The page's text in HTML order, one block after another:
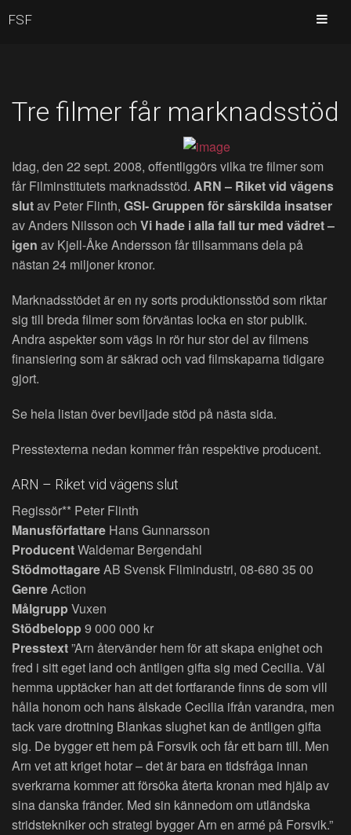
Tre filmer får marknadsstöd
Idag, den 22 sept. 2008, offentliggörs vilka tre filmer som
får Filminstitutets marknadsstöd. ARN – Riket vid vägens
slutav Peter Flinth, GSI- Gruppen för särskilda insatser
av Anders Nilsson och Vi hade i alla fall tur med vädret –
igen av Kjell-Åke Andersson får tillsammans dela på
nästan 24 miljoner kronor.
Marknadsstödet är en ny sorts produktionsstöd som riktar
sig till breda filmer som förväntas locka en stor publik.
Andra aspekter som vägs in rör hur stor del av filmens
finansiering som är säkrad och vad filmskaparna tidigare
gjort.
Se hela listan över beviljade stöd på nästa sida.
Presstexterna nedan kommer från respektive producent.
ARN – Riket vid vägens slut
Regissör** Peter Flinth
Manusförfattare Hans Gunnarsson
ProducentWaldemar Bergendahl
StödmottagareAB Svensk Filmindustri, 08-680 35 00
GenreAction
MålgruppVuxen
Stödbelopp9 000 000 kr
Presstext”Arn återvänder hem för att skapa enighet och
fred i sitt eget land och äntligen gifta sig med Cecilia. Väl
hemma upptäcker han att det fortfarande finns de som vill
hålla honom och hans älskade Cecilia ifrån varandra, men
tack vare drottning Blankas slughet kan de äntligen gifta
sig. De bygger ett hem på Forsvik och får ett barn till. Men
Arn vet att kriget hotar – det är bara en tidsfråga innan
sverkrarna kommer att försöka återta kronan med hjälp av
sina danska fränder. Med sin kännedom om utländska
stridstekniker och strategi bygger Arn en armé på Forsvik.”
FSF